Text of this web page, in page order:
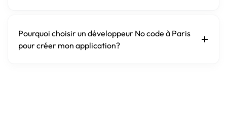
Pourquoi choisir un développeur No code à Paris
pour créer mon application?